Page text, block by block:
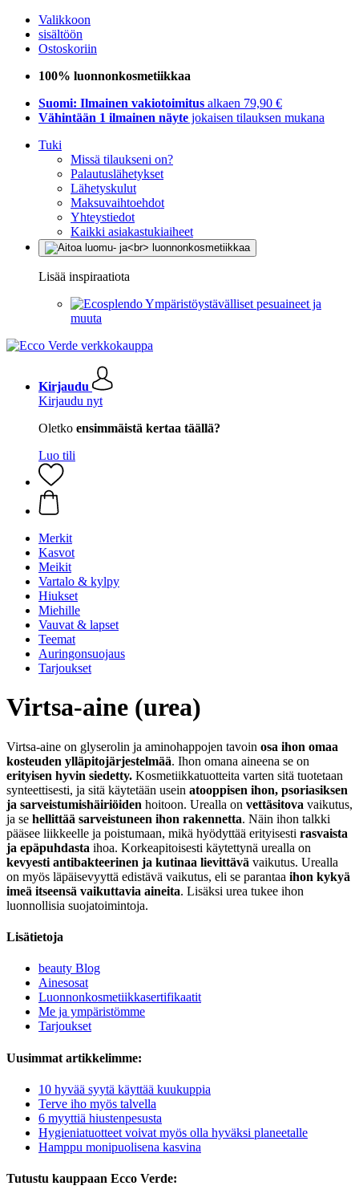
Valikkoon
sisältöön
Ostoskoriin
100% luonnonkosmetiikkaa
Suomi: Ilmainen vakiotoimitus alkaen 79,90 €
Vähintään 1 ilmainen näyte jokaisen tilauksen mukana
Tuki
Missä tilaukseni on?
Palautuslähetykset
Lähetyskulut
Maksuvaihtoehdot
Yhteystiedot
Kaikki asiakastukiaiheet
Lisää inspiraatiota
Ympäristöystävälliset pesuaineet ja
muuta
Kirjaudu
Kirjaudu nyt
Oletko ensimmäistä kertaa täällä?
Luo tili
Merkit
Kasvot
Meikit
Vartalo & kylpy
Hiukset
Miehille
Vauvat & lapset
Teemat
Auringonsuojaus
Tarjoukset
Virtsa-aine (urea)
Virtsa-aine on glyserolin ja aminohappojen tavoin osa ihon omaa
kosteuden ylläpitojärjestelmää. Ihon omana aineena se on
erityisen hyvin siedetty. Kosmetiikkatuotteita varten sitä tuotetaan
synteettisesti, ja sitä käytetään usein atooppisen ihon, psoriasiksen
ja sarveistumishäiriöiden hoitoon. Urealla on vettäsitova vaikutus,
ja se hellittää sarveistuneen ihon rakennetta. Näin ihon talkki
pääsee liikkeelle ja poistumaan, mikä hyödyttää erityisesti rasvaista
ja epäpuhdasta ihoa. Korkeapitoisesti käytettynä urealla on
kevyesti antibakteerinen ja kutinaa lievittävä vaikutus. Urealla
on myös läpäisevyyttä edistävä vaikutus, eli se parantaa ihon kykyä
imeä itseensä vaikuttavia aineita. Lisäksi urea tukee ihon
luonnollisia suojatoimintoja.
Lisätietoja
beauty Blog
Ainesosat
Luonnonkosmetiikkasertifikaatit
Me ja ympäristömme
Tarjoukset
Uusimmat artikkelimme:
10 hyvää syytä käyttää kuukuppia
Terve iho myös talvella
6 myyttiä hiustenpesusta
Hygieniatuotteet voivat myös olla hyväksi planeetalle
Hamppu monipuolisena kasvina
Tutustu kauppaan Ecco Verde: